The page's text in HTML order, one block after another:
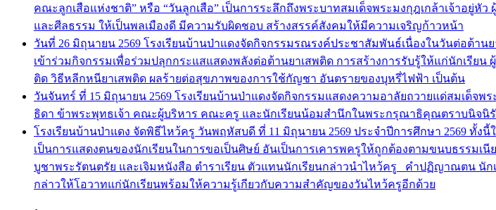
คณะลูกเสือแห่งชาติ” หรือ “วันลูกเสือ” เป็นการระลึกถึงพระบาทสมเด็จพระมงกุฎเกล้าเจ้าอยู่
และศีลธรรม ให้เป็นพลเมืองดี มีความรับผิดชอบ สร้างสรรค์สังคมให้มีความเจริญก้าวหน้า
วันที่ 26 มิถุนายน 2569 โรงเรียนบ้านป่าแดงจัดกิจกรรมรณรงค์ประชาสัมพันธ์เนื่องในวันต่อต้า
เข้าร่วมกิจกรรมเพื่อร่วมปลุกกระแสแสดงพลังต่อต้านยาเสพติด การสร้างการรับรู้ให้แก่นักเรี
ติด วิธีหลีกหนียาเสพติด ผลร้ายต่อสุขภาพของการใช้กัญชา อันตรายของบุหรี่ไฟฟ้า เป็นต้น
วันจันทร์ ที่ 15 มิถุนายน 2569 โรงเรียนบ้านป่าแดงจัดกิจกรรมแสดงความอาลัยถวายแด่สมเด็จ
ธิดา ข้าพระพุทธเจ้า คณะผู้บริหาร คณะครู และนักเรียนน้อมสำนึกในพระกรุณาธิคุณตราบนิจนิ
โรงเรียนบ้านป่าแดง จัดพิธีไหว้ครู วันพฤหัสบดี ที่ 11 มิถุนายน 2569 ประจำปีการศึกษา 2569 ทั้
เป็นการแสดงตนของนักเรียนในการขอเป็นศิษย์ อันเป็นการเคารพครูให้ถูกต้องตามขนบธรรม
บูชาพระรัตนตรัย และเจิมหนังสือ ตำราเรียน ตัวแทนนักเรียนกล่าวนำไหว้ครู คำปฏิญาณตน นั
กล่าวให้โอวาทแก่นักเรียนพร้อมให้ความรู้เกียวกับความสำคัญของวันไหว้ครูอีกด้วย